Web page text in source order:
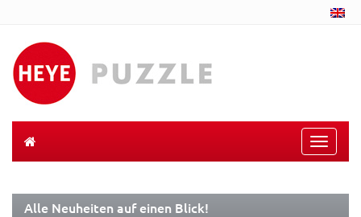
Toggle
Alle Neuheiten auf einen Blick!